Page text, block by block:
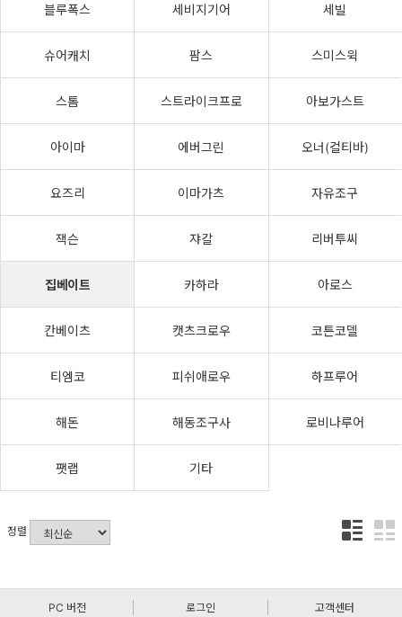
블루폭스 세비지기어 세빌
슈어캐치 팜스 스미스윅
스톰 스트라이크프로 아보가스트
아이마 에버그린 오너(컬티바)
요즈리 이마가츠 자유조구
잭슨 쟈칼 리버투씨
집베이트 카하라 아로스
칸베이츠 캣츠크로우 코튼코델
티엠코 피쉬애로우 하프루어
해돈 해동조구사 로비나루어
팻랩 기타
정렬
PC 버전 로그인 고객센터